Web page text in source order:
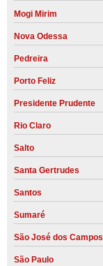
Mogi Mirim
Nova Odessa
Pedreira
Porto Feliz
Presidente Prudente
Rio Claro
Salto
Santa Gertrudes
Santos
Sumaré
São José dos Campos
São Paulo